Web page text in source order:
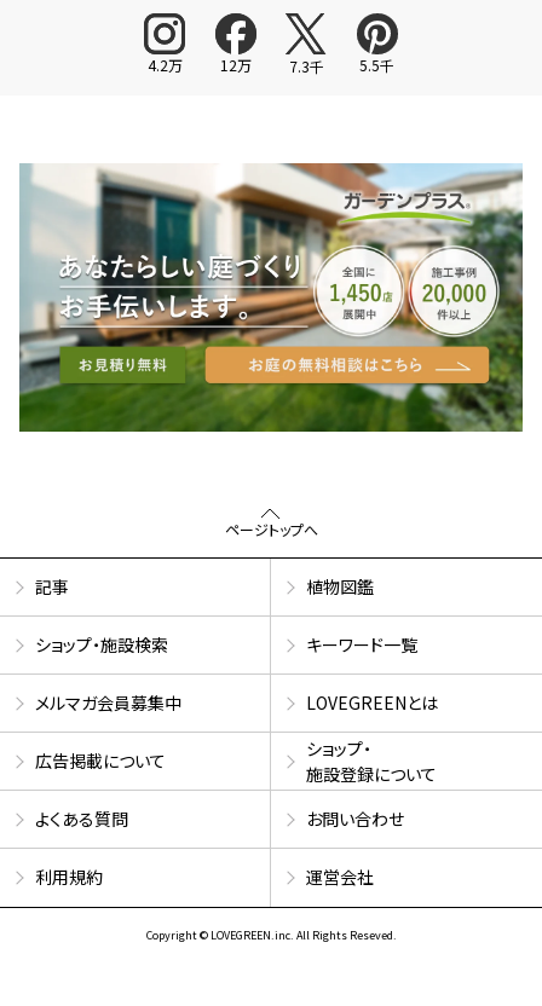
4.2万 12万 7.3千 5.5千
ページトップへ
記事 植物図鑑
ショップ・施設検索 キーワード一覧
メルマガ会員募集中 LOVEGREENとは
広告掲載について
ショップ・
施設登録について
よくある質問
お問い合わせ
利用規約 運営会社
Copyright © LOVEGREEN.inc. All Rights Reseved.